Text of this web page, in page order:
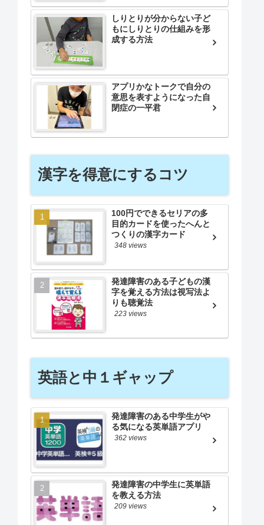
しりとりが分からない子ど
もにしりとりの仕組みを形
成する方法
アプリかなトークで自分の
意思を表すようになった自
閉症の一平君
漢字を得意にするコツ
100円でできるセリアの多
目的カードを使ったへんと
つくりの漢字カード
348 views
発達障害のある子どもの漢
字を覚える方法は視写法よ
りも聴覚法
223 views
英語と中１ギャップ
発達障害のある中学生がや
る気になる英単語アプリ
362 views
発達障害の中学生に英単語
を教える方法
209 views